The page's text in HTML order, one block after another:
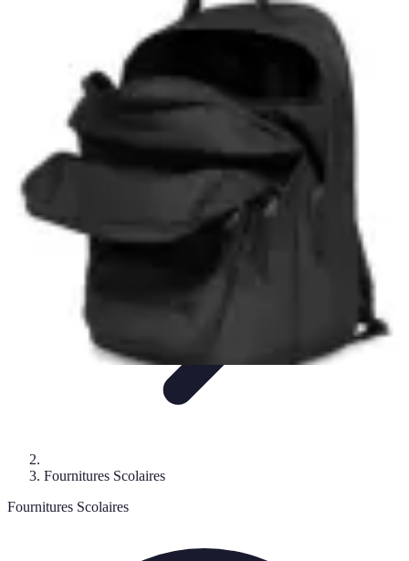
OrganisationFournitures
ÉducationBureau
Top Fournitures
Fournitures Scolaires
Fournitures Scolaires